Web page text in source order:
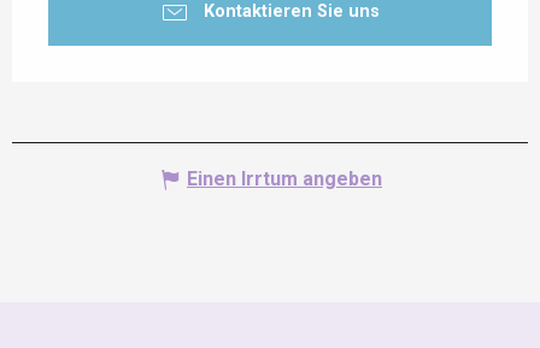
Kontaktieren Sie uns
Einen Irrtum angeben